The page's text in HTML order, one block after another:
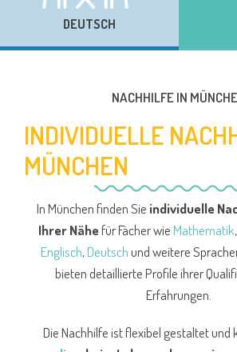
DEUTSCH
NACHHILFE IN
INDIVIDUELLE
MÜNCHEN
In München finden Sie individuelle
Ihrer Nähefür Fächer wieMathematik,
Englisch,Deutschund weitere
bieten detaillierte Profile ihrer
Erfahrungen.
Die Nachhilfe ist flexibel gestaltet und